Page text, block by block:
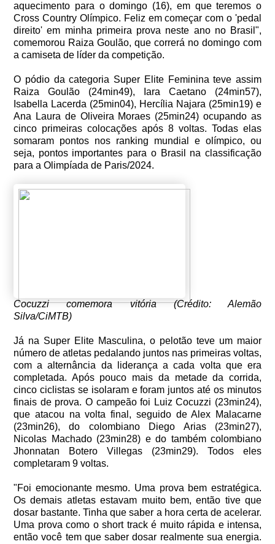
aquecimento para o domingo (16), em que teremos o
Cross Country Olímpico. Feliz em começar com o 'pedal
direito' em minha primeira prova neste ano no Brasil",
comemorou Raiza Goulão, que correrá no domingo com
a camiseta de líder da competição.
O pódio da categoria Super Elite Feminina teve assim
Raiza Goulão (24min49), Iara Caetano (24min57),
Isabella Lacerda (25min04), Hercília Najara (25min19) e
Ana Laura de Oliveira Moraes (25min24) ocupando as
cinco primeiras colocações após 8 voltas. Todas elas
somaram pontos nos ranking mundial e olímpico, ou
seja, pontos importantes para o Brasil na classificação
para a Olimpíada de Paris/2024.
Cocuzzi comemora vitória (Crédito: Alemão
Silva/CiMTB)
Já na Super Elite Masculina, o pelotão teve um maior
número de atletas pedalando juntos nas primeiras voltas,
com a alternância da liderança a cada volta que era
completada. Após pouco mais da metade da corrida,
cinco ciclistas se isolaram e foram juntos até os minutos
finais de prova. O campeão foi Luiz Cocuzzi (23min24),
que atacou na volta final, seguido de Alex Malacarne
(23min26), do colombiano Diego Arias (23min27),
Nicolas Machado (23min28) e do também colombiano
Jhonnatan Botero Villegas (23min29). Todos eles
completaram 9 voltas.
"Foi emocionante mesmo. Uma prova bem estratégica.
Os demais atletas estavam muito bem, então tive que
dosar bastante. Tinha que saber a hora certa de acelerar.
Uma prova como o short track é muito rápida e intensa,
então você tem que saber dosar realmente sua energia.